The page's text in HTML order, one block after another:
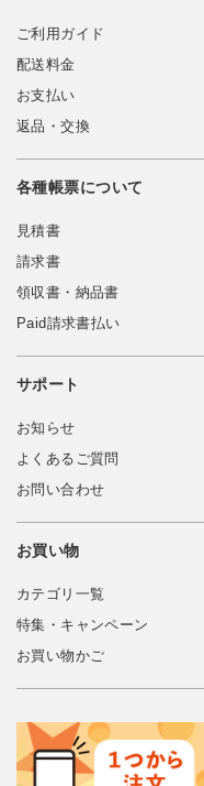
ご利用ガイド
配送料金
お支払い
返品・交換
各種帳票について
見積書
請求書
領収書・納品書
Paid請求書払い
サポート
お知らせ
よくあるご質問
お問い合わせ
お買い物
カテゴリ一覧
特集・キャンペーン
お買い物かご